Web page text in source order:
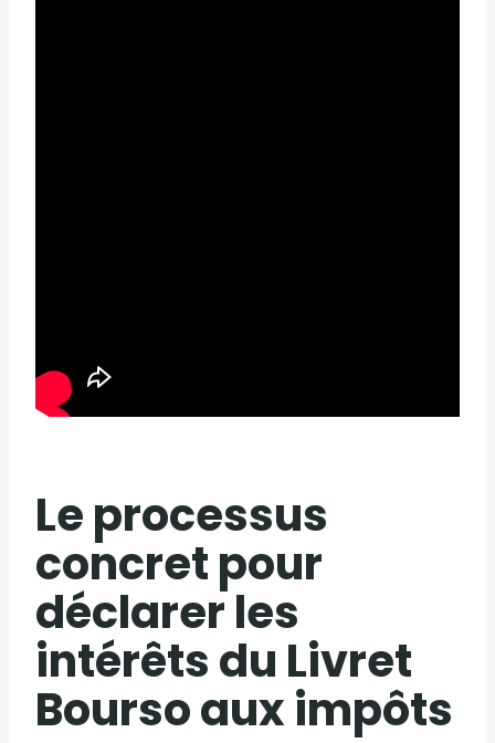
Le processus
concret pour
déclarer les
intérêts du Livret
Bourso aux impôts